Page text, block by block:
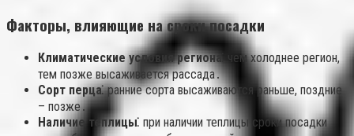
Факторы, влияющие на сроки посадки
Климатические условия региона⁚чем холоднее регион,
тем позже высаживается рассада․
Сорт перца⁚ранние сорта высаживаются раньше, поздние
– позже․
Наличие теплицы⁚ при наличии теплицы сроки посадки